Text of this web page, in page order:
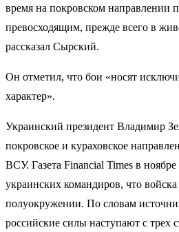
время на покровском направлении
превосходящим, прежде всего в
рассказал Сырский.
Он отметил, что бои «носят
характер».
Украинский президент Владимир
покровское и кураховское
ВСУ. Газета Financial Times в
украинских командиров, что
полуокружении. По словам
российские силы наступают с трех